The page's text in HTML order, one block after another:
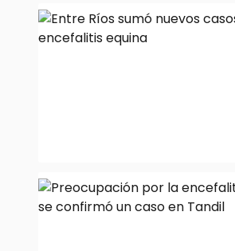
Preocupación por